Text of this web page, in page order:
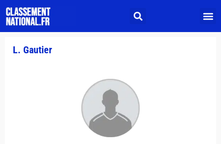
L. Gautier